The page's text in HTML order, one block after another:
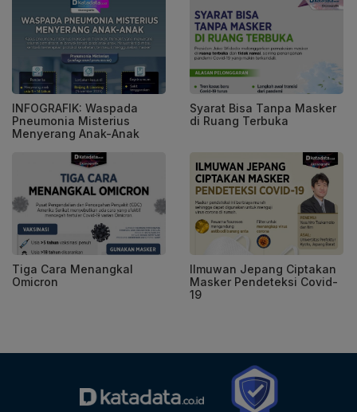
INFOGRAFIK: Waspada
Pneumonia Misterius
Menyerang Anak-Anak
Syarat Bisa Tanpa Masker
di Ruang Terbuka
Tiga Cara Menangkal
Omicron
Ilmuwan Jepang Ciptakan
Masker Pendeteksi Covid-
19